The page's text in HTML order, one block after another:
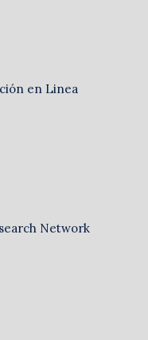
en Linea
Network